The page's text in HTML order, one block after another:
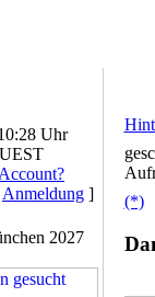
Uhr
Anmeldung ]
2027
(*)